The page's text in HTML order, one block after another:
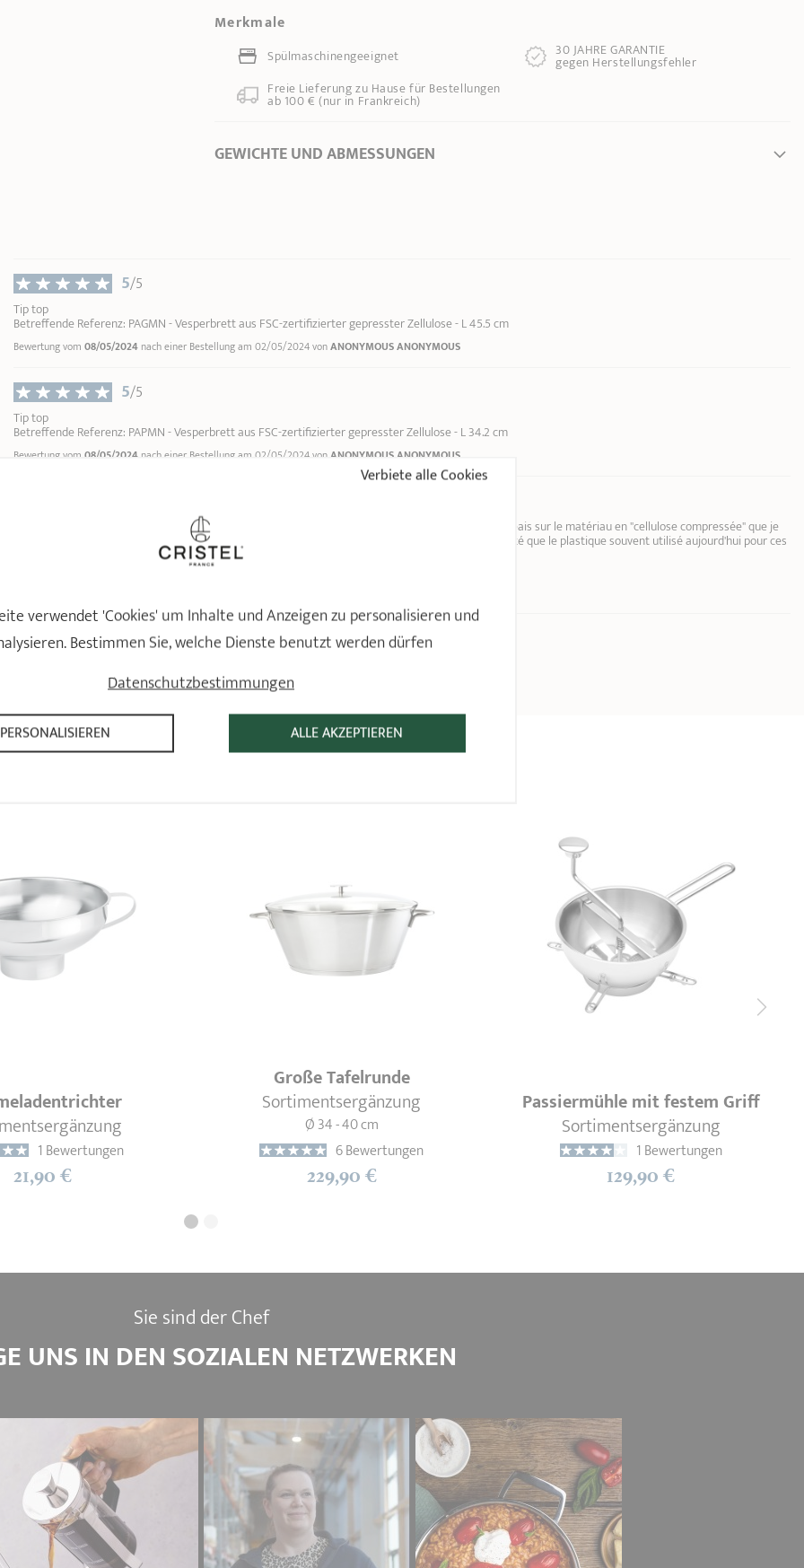
Merkmale
Spülmaschinengeeignet 30 JAHRE GARANTIE
gegen Herstellungsfehler
Freie Lieferung zu Hause für Bestellungen
ab 100 € (nur in Frankreich)
GEWICHTE UND ABMESSUNGEN
bis zum Innenrand)
5/5
Tip top
Betreffende Referenz: PAGMN - Vesperbrett aus FSC-zertifizierter gepresster Zellulose - L 45.5 cm
Bewertung vom 08/05/2024 nach einer Bestellung am 02/05/2024 vonANONYMOUS ANONYMOUS
5/5
Tip top
Betreffende Referenz: PAPMN - Vesperbrett aus FSC-zertifizierter gepresster Zellulose - L 34.2 cm
Bewertung vom 08/05/2024 nach einer Bestellung am 02/05/2024 von ANONYMOUS ANONYMOUS
Très belle planche apéro, qualitative. J'ai été immédiatement rassuré à la livraison car je m'interrogeais sur le matériau en "cellulose compressée" que je
ne connaissais pas. Cela ressemble à un matériau composite de type résine, de bien meilleure qualité que le plastique souvent utilisé aujourd'hui pour ces
planches à découper. J'ai envie de dire qu'on pourrait croire à s'y méprendre qu'il s'agit... d'ardoise !
Betreffende Referenz: PAPMN - Vesperbrett aus FSC-zertifizierter gepresster Zellulose - L 34.2 cm
SCHON GESEHEN
1 Bewertungen
21,90 €
Große Tafelrunde
Sortimentsergänzung
Ø 34 - 40 cm
6 Bewertungen
229,90 €
Passiermühle mit festem Griff
Sortimentsergänzung
1 Bewertungen
129,90 €
Sie sind der Chef
UNS IN DEN SOZIALEN NETZWERKEN
verwendet 'Cookies' um Inhalte und Anzeigen zu personalisieren und
Bestimmen Sie, welche Dienste benutzt werden dürfen
ALLE AKZEPTIEREN
Verbiete alle Cookies
PERSONALISIEREN
Datenschutzbestimmungen